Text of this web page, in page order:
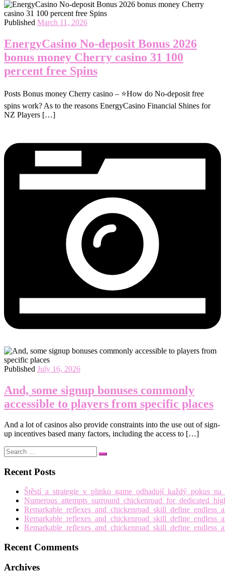
Published March 11, 2026
EnergyCasino No-deposit Bonus 2026
bonus money Cherry casino 31 100
percent free Spins
Posts Bonus money Cherry casino – ⭐How do No-deposit free
spins work? As to the reasons EnergyCasino Financial Shines for
NZ Players […]
Published July 16, 2026
And, some signup bonuses commonly
accessible to players from specific places
And a lot of casinos also provide constraints into the use out of sign-
up incentives based many factors, including the access to […]
Search
Search
Recent Posts
Recent Comments
Archives